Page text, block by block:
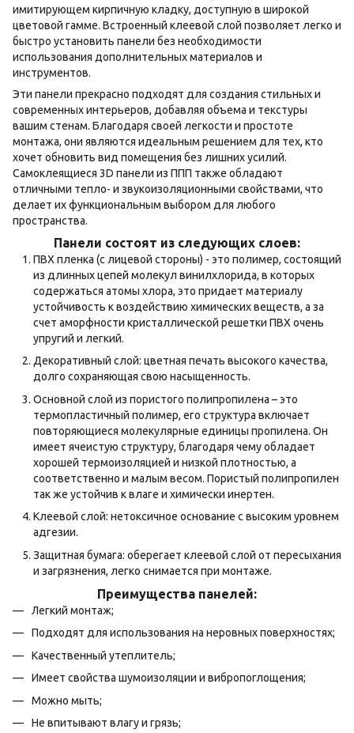
имитирующем кирпичную кладку, доступную в широкой
цветовой гамме. Встроенный клеевой слой позволяет легко и
быстро установить панели без необходимости
использования дополнительных материалов и
инструментов.
Эти панели прекрасно подходят для создания стильных и
современных интерьеров, добавляя объема и текстуры
вашим стенам. Благодаря своей легкости и простоте
монтажа, они являются идеальным решением для тех, кто
хочет обновить вид помещения без лишних усилий.
Самоклеящиеся 3D панели из ППП также обладают
отличными тепло- и звукоизоляционными свойствами, что
делает их функциональным выбором для любого
пространства.
Панели состоят из следующих слоев:
ПВХ пленка (с лицевой стороны) - это полимер, состоящий
из длинных цепей молекул винилхлорида, в которых
содержаться атомы хлора, это придает материалу
устойчивость к воздействию химических веществ, а за
счет аморфности кристаллической решетки ПВХ очень
упругий и легкий.
Декоративный слой: цветная печать высокого качества,
долго сохраняющая свою насыщенность.
Основной слой из пористого полипропилена – это
термопластичный полимер, его структура включает
повторяющиеся молекулярные единицы пропилена. Он
имеет ячеистую структуру, благодаря чему обладает
хорошей термоизоляцией и низкой плотностью, а
соответственно и малым весом. Пористый полипропилен
так же устойчив к влаге и химически инертен.
Клеевой слой: нетоксичное основание с высоким уровнем
адгезии.
Защитная бумага: оберегает клеевой слой от пересыхания
и загрязнения, легко снимается при монтаже.
Преимущества панелей:
Легкий монтаж;
Подходят для использования на неровных поверхностях;
Качественный утеплитель;
Имеет свойства шумоизоляции и вибропоглощения;
Можно мыть;
Не впитывают влагу и грязь;